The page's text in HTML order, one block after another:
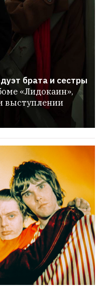
брата и сестры
«Лидокаин»,
выступлении